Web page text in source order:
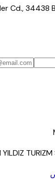
Cd., 34438
YILDIZ